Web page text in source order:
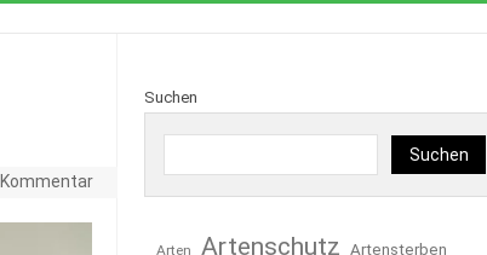
Suchen
Suchen
Arten Artenschutz Artensterben